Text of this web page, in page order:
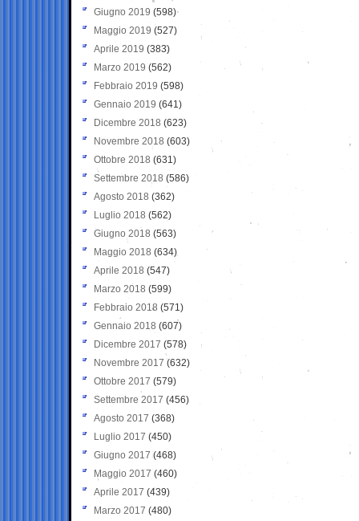
Giugno 2019 (598)
Maggio 2019 (527)
Aprile 2019 (383)
Marzo 2019 (562)
Febbraio 2019 (598)
Gennaio 2019 (641)
Dicembre 2018 (623)
Novembre 2018 (603)
Ottobre 2018 (631)
Settembre 2018 (586)
Agosto 2018 (362)
Luglio 2018 (562)
Giugno 2018 (563)
Maggio 2018 (634)
Aprile 2018 (547)
Marzo 2018 (599)
Febbraio 2018 (571)
Gennaio 2018 (607)
Dicembre 2017 (578)
Novembre 2017 (632)
Ottobre 2017 (579)
Settembre 2017 (456)
Agosto 2017 (368)
Luglio 2017 (450)
Giugno 2017 (468)
Maggio 2017 (460)
Aprile 2017 (439)
Marzo 2017 (480)